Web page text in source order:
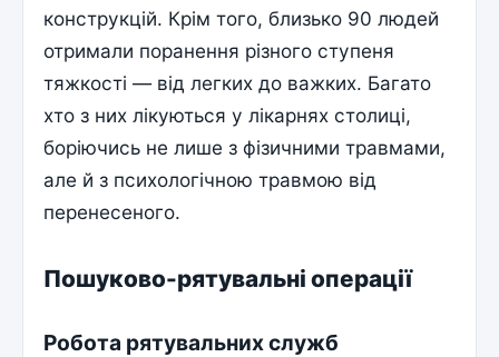
конструкцій. Крім того, близько 90 людей
отримали поранення різного ступеня
тяжкості — від легких до важких. Багато
хто з них лікуються у лікарнях столиці,
боріючись не лише з фізичними травмами,
але й з психологічною травмою від
перенесеного.
Пошуково-рятувальні операції
Робота рятувальних служб